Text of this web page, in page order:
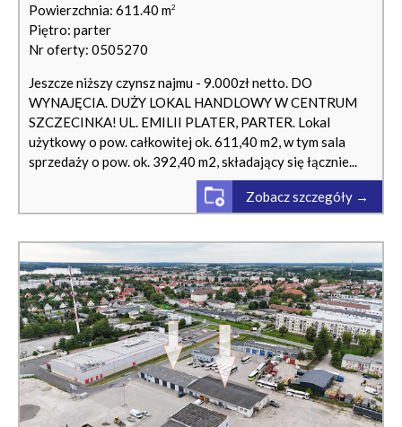
Powierzchnia: 611.40 m2
Piętro: parter
Nr oferty: 0505270
Jeszcze niższy czynsz najmu - 9.000zł netto. DO
WYNAJĘCIA. DUŻY LOKAL HANDLOWY W CENTRUM
SZCZECINKA! UL. EMILII PLATER, PARTER. Lokal
użytkowy o pow. całkowitej ok. 611,40 m2, w tym sala
sprzedaży o pow. ok. 392,40 m2, składający się łącznie...
Zobacz szczegóły →